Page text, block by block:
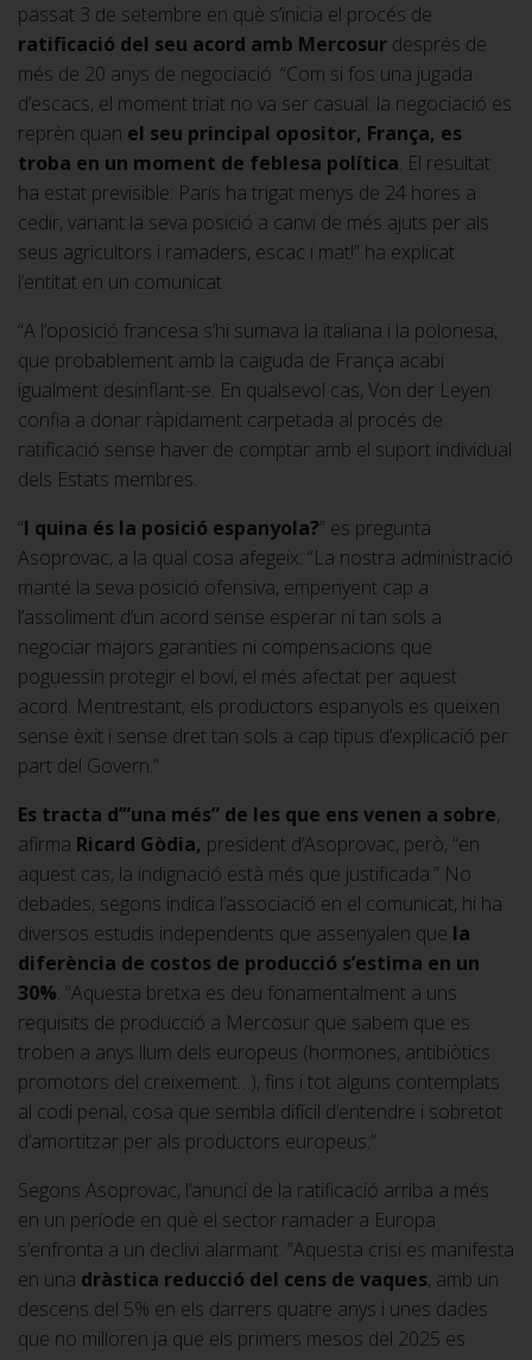
passat 3 de setembre en què s’inicia el procés de
ratificació del seu acord amb Mercosur després de
més de 20 anys de negociació. “Com si fos una jugada
d’escacs, el moment triat no va ser casual: la negociació es
reprèn quan el seu principal opositor, França, es
troba en un moment de feblesa política. El resultat
ha estat previsible: París ha trigat menys de 24 hores a
cedir, variant la seva posició a canvi de més ajuts per als
seus agricultors i ramaders, escac i mat!” ha explicat
l’entitat en un comunicat.
“A l’oposició francesa s’hi sumava la italiana i la polonesa,
que probablement amb la caiguda de França acabi
igualment desinflant-se. En qualsevol cas, Von der Leyen
confia a donar ràpidament carpetada al procés de
ratificació sense haver de comptar amb el suport individual
dels Estats membres.
“I quina és la posició espanyola?” es pregunta
Asoprovac, a la qual cosa afegeix: “La nostra administració
manté la seva posició ofensiva, empenyent cap a
l’assoliment d’un acord sense esperar ni tan sols a
negociar majors garanties ni compensacions que
poguessin protegir el boví, el més afectat per aquest
acord. Mentrestant, els productors espanyols es queixen
sense èxit i sense dret tan sols a cap tipus d’explicació per
part del Govern.”
Es tracta d’“una més” de les que ens venen a sobre,
afirma Ricard Gòdia, president d’Asoprovac, però, “en
aquest cas, la indignació està més que justificada.” No
debades, segons indica l’associació en el comunicat, hi ha
diversos estudis independents que assenyalen que la
diferència de costos de producció s’estima en un
30%. “Aquesta bretxa es deu fonamentalment a uns
requisits de producció a Mercosur que sabem que es
troben a anys llum dels europeus (hormones, antibiòtics
promotors del creixement…), fins i tot alguns contemplats
al codi penal, cosa que sembla difícil d’entendre i sobretot
d’amortitzar per als productors europeus.”
Segons Asoprovac, l’anunci de la ratificació arriba a més
en un període en què el sector ramader a Europa
s’enfronta a un declivi alarmant. “Aquesta crisi es manifesta
en una dràstica reducció del cens de vaques, amb un
descens del 5% en els darrers quatre anys i unes dades
que no milloren ja que els primers mesos del 2025 es